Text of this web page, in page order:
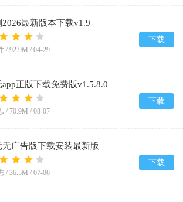
2026最新版本下载v1.9
/ 92.9M / 04-29
下载
app正版下载免费版v1.5.8.0
/ 70.9M / 08-07
下载
无广告版下载安装最新版
/ 36.5M / 07-06
下载